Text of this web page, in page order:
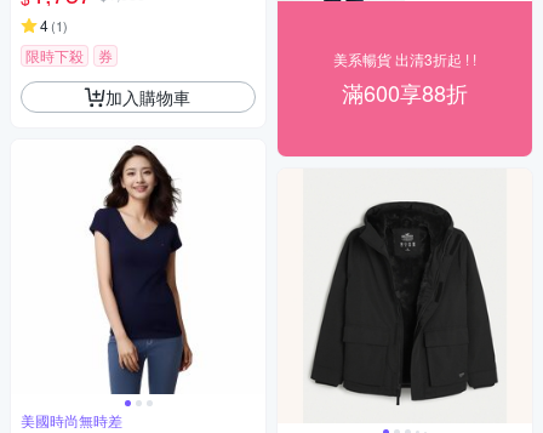
4(1)
限時下殺 券
加入購物車
美國時尚無時差
美系暢貨 出清3折起 ! !
滿600享88折